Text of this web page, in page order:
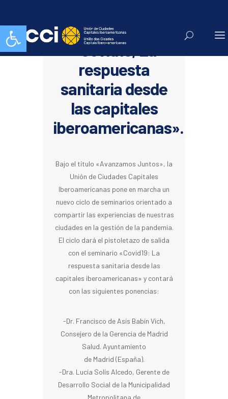
Abrir barra de herramientasSeminario Web:
«Covid19, La
respuesta
sanitaria desde
las capitales
iberoamericanas».
Bajo el título «Avanzamos Juntos», la
Unión de Ciudades Capitales
Iberoamericanas pone en marcha un
nuevo ciclo de seminarios orientado a
compartir las experiencias de nuestras
ciudades en la gestión de la pandemia.
El ciclo dará el pistoletazo de salida
con el seminario «Covid19: La
respuesta sanitaria desde las
capitales iberoamericanas» y contará
con las siguientes ponencias:
-Dr. Francisco de Asís Babín Vich,
Consejero de la Gerencia de Madrid
Salud. Ayuntamiento
de Madrid (España).
-Dra. Lucía Solís Alcedo, Gerente de
Desarrollo Social de la Municipalidad
Metropolitana de